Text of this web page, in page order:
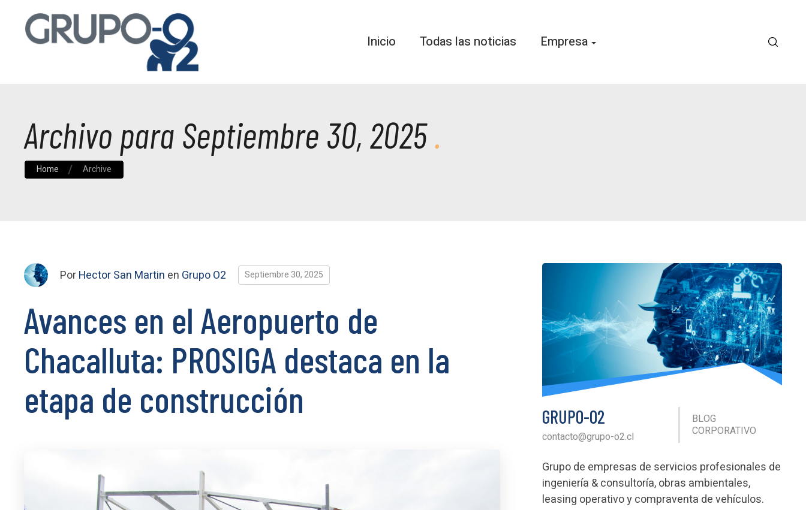
Inicio Todas las noticias Empresa
Archivo para Septiembre 30, 2025
Home Archive
PorHector San Martin en Grupo O2 Septiembre 30, 2025
Avances en el Aeropuerto de
Chacalluta: PROSIGA destaca en la
etapa de construcción
GRUPO-O2
contacto@grupo-o2.cl
BLOG
CORPORATIVO
Grupo de empresas de servicios profesionales de
ingeniería & consultoría, obras ambientales,
leasing operativo y compraventa de vehículos.